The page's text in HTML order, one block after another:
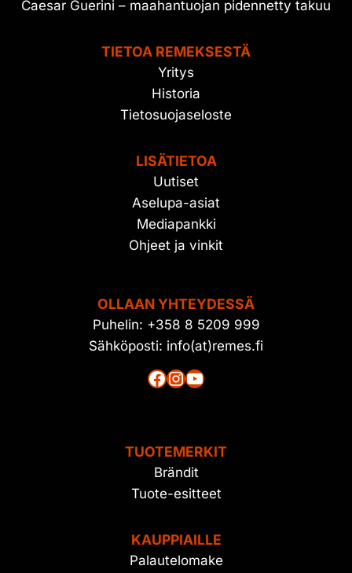
Caesar Guerini – maahantuojan pidennetty takuu
TIETOA REMEKSESTÄ
Yritys
Historia
Tietosuojaseloste
LISÄTIETOA
Uutiset
Aselupa-asiat
Mediapankki
Ohjeet ja vinkit
OLLAAN YHTEYDESSÄ
Puhelin: +358 8 5209 999
Sähköposti: info(at)remes.fi
Facebook
Instagram
YouTube
TUOTEMERKIT
Brändit
Tuote-esitteet
KAUPPIAILLE
Palautelomake